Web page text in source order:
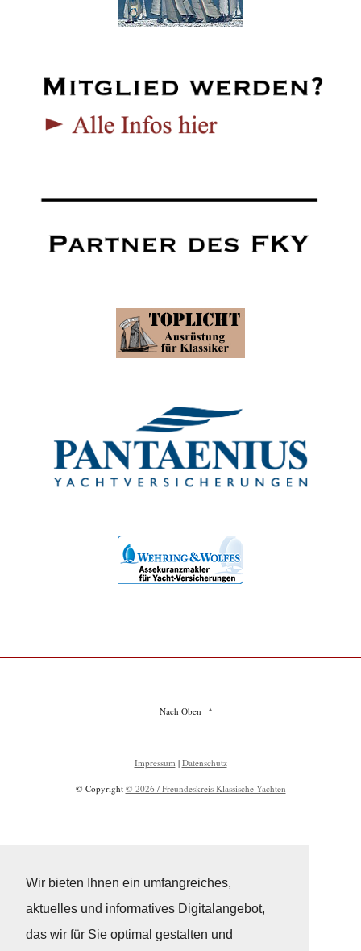
Wir bieten Ihnen ein umfangreiches,
aktuelles und informatives Digitalangebot,
das wir für Sie optimal gestalten und
Nach Oben
Impressum | Datenschutz
© Copyright © 2026 / Freundeskreis Klassische Yachten